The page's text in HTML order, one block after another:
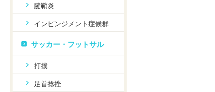
腱鞘炎
インピンジメント症候群
サッカー・フットサル
打撲
足首捻挫